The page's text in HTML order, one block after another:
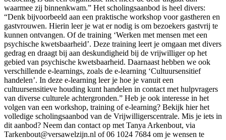
waarmee zij binnenkwam.” Het scholingsaanbod is heel divers:
“Denk bijvoorbeeld aan een praktische workshop voor gastheren en
gastvrouwen. Hierin leer je wat er nodig is om bezoekers gastvrij te
kunnen ontvangen. Of de training ‘Werken met mensen met een
psychische kwetsbaarheid’. Deze training leert je omgaan met divers
gedrag en draagt bij aan deskundigheid bij de vrijwilliger op het
gebied van psychische kwetsbaarheid. Daarnaast hebben we ook
verschillende e-learnings, zoals de e-learning ‘Cultuursensitief
handelen’. In deze e-learning leer je hoe je vanuit een
cultuursensitieve houding kunt handelen in contact met hulpvragers
van diverse culturele achtergronden.” Heb je ook interesse in het
volgen van een workshop, training of e-learning? Bekijk hier het
volledige scholingsaanbod van de Vrijwilligerscentrale. Mis je iets in
dit aanbod? Neem dan contact op met Tanya Arkenbout, via
Tarkenbout@versawelzijn.nl of 06 1024 7684 om je wensen te